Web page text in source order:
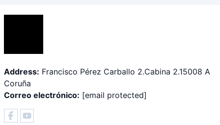
Address: Francisco Pérez Carballo 2.Cabina 2.15008 A
Coruña
Correo electrónico: [email protected]